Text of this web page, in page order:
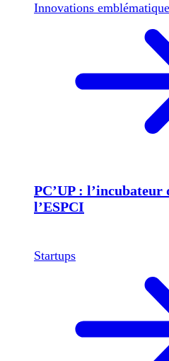
Innovations
PC’UP : l’incubateur
l’ESPCI
Startups